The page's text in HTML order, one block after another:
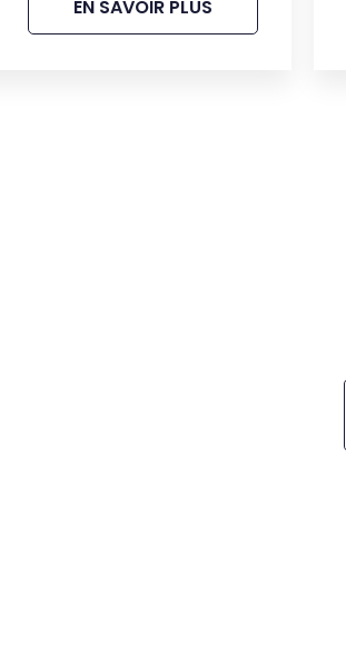
EN SAVOIR PLUS